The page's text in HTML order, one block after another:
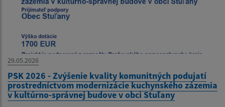
29.05.2026
PSK 2026 - Zvýšenie kvality komunitných podujatí
prostredníctvom modernizácie kuchynského zázemia
v kultúrno-správnej budove v obci Stuľany